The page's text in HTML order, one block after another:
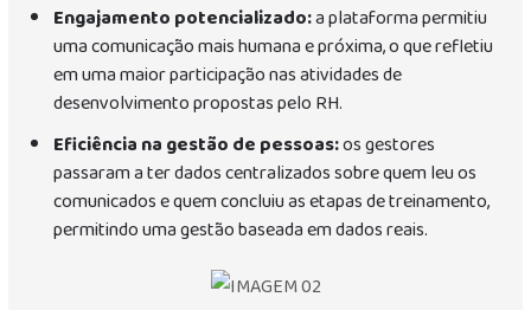
Engajamento potencializado:a plataforma permitiu
uma comunicação mais humana e próxima, o que refletiu
em uma maior participação nas atividades de
desenvolvimento propostas pelo RH.
Eficiência na gestão de pessoas:os gestores
passaram a ter dados centralizados sobre quem leu os
comunicados e quem concluiu as etapas de treinamento,
permitindo uma gestão baseada em dados reais.